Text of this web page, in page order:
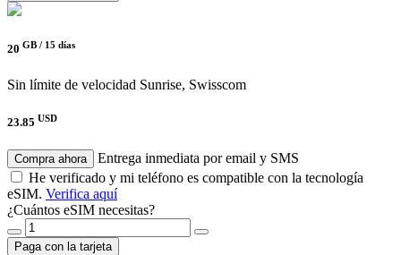
20 GB / 15 días
Sin límite de velocidad Sunrise, Swisscom
23.85 USD
Compra ahora
Entrega inmediata por email y SMS
He verificado y mi teléfono es compatible con la tecnología
eSIM. Verifica aquí
¿Cuántos eSIM necesitas?
Paga con la tarjeta